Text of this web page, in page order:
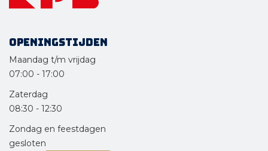
Openingstijden
Maandag t/m vrijdag
07:00 - 17:00
Zaterdag
08:30 - 12:30
Zondag en feestdagen
gesloten